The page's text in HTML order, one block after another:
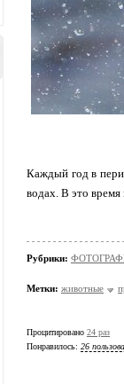
Каждый год в
водах. В это
Рубрики:
Метки: животные
Процитировано 24 раз
Понравилось: 26